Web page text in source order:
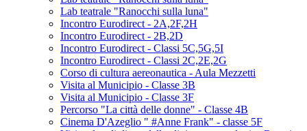
Lab teatrale "Ranocchi sulla luna"
Incontro Eurodirect - 2A,2F,2H
Incontro Eurodirect - 2B,2D
Incontro Eurodirect - Classi 5C,5G,5I
Incontro Eurodirect - Classi 2C,2E,2G
Corso di cultura aereonautica - Aula Mezzetti
Visita al Municipio - Classe 3B
Visita al Municipio - Classe 3F
Percorso "La città delle donne" - Classe 4B
Cinema D'Azeglio " #Anne Frank" - classe 5F